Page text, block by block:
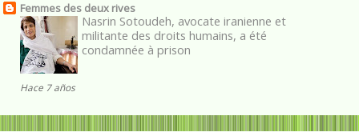
Femmes des deux rives
Nasrin Sotoudeh, avocate iranienne et
militante des droits humains, a été
condamnée à prison
Hace 7 años